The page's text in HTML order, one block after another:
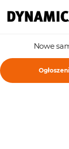
Nowe